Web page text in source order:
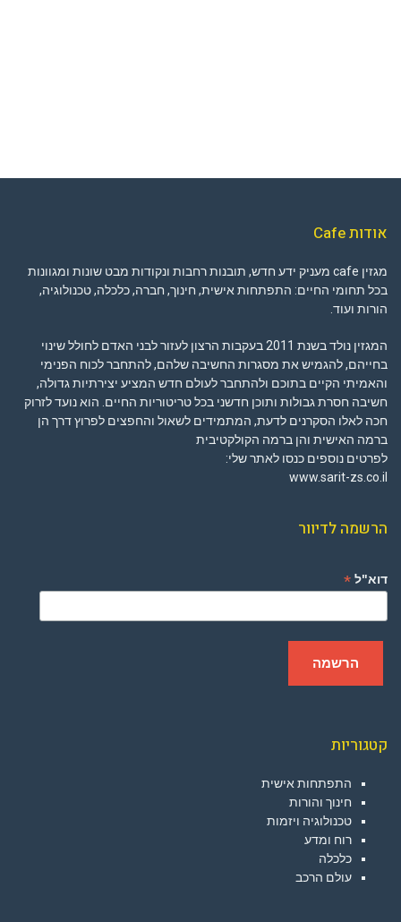
אודות Cafe
מגזין cafe מעניק ידע חדש, תובנות רחבות ונקודות מבט שונות ומגוונות
בכל תחומי החיים: התפתחות אישית, חינוך, חברה, כלכלה, טכנולוגיה,
הורות ועוד.
המגזין נולד בשנת 2011 בעקבות הרצון לעזור לבני האדם לחולל שינוי
בחייהם, להגמיש את מסגרות החשיבה שלהם, להתחבר לכוח הפנימי
והאמיתי הקיים בתוכם ולהתחבר לעולם חדש המציע יצירתיות גדולה,
חשיבה חסרת גבולות ותוכן חדשני בכל טריטוריות החיים. הוא נועד לזרוק
חכה לאלו הסקרנים לדעת, המתמידים לשאול והחפצים לפרוץ דרך הן
ברמה האישית והן ברמה הקולקטיבית
לפרטים נוספים כנסו לאתר שלי:
www.sarit-zs.co.il
הרשמה לדיוור
דוא"ל *
קטגוריות
התפתחות אישית
חינוך והורות
טכנולוגיה ויזמות
רוח ומדע
כלכלה
עולם הרכב